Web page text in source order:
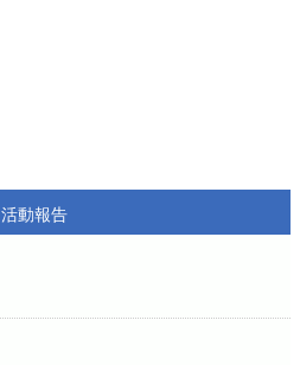
活動報告